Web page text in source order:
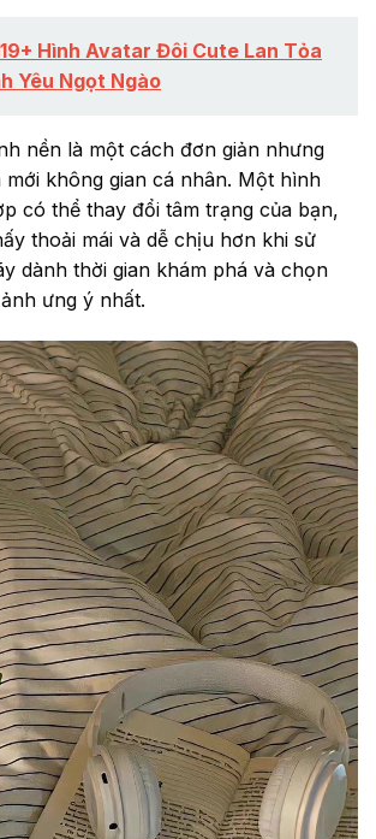
Hình Avatar Đôi Cute Lan Tỏa
Yêu Ngọt Ngào
nền là một cách đơn giản nhưng
mới không gian cá nhân. Một hình
có thể thay đổi tâm trạng của bạn,
thoải mái và dễ chịu hơn khi sử
dành thời gian khám phá và chọn
ưng ý nhất.